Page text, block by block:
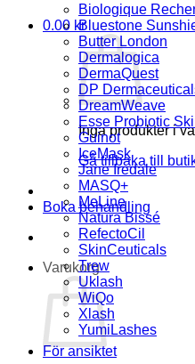
0.00 kr
Inga produkter i
Gå tillbaka till
Boka behandling
Varukorg
Biologique
Bluestone
Butter London
Dermalogica
DermaQuest
DP
DreamWeave
Esse Probiotic
Guinot
IceMask
Jane Iredale
MASQ+
MeLine
Natura Bissé
RefectoCil
SkinCeuticals
Trew
Uklash
WiQo
Xlash
YumiLashes
För ansiktet